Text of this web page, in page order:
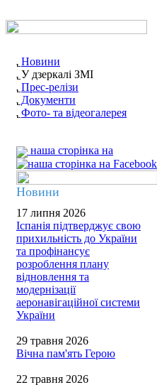
Новини
У дзеркалі ЗМІ
Прес-релізи
Документи
Фото- та відеогалерея
наша сторінка на
Новини
17 липня 2026
Іспанія підтверджує свою
прихильність до України
та профінансує
розроблення плану
відновлення та
модернізації
аеронавігаційної системи
України
29 травня 2026
Вічна пам'ять Герою
22 травня 2026